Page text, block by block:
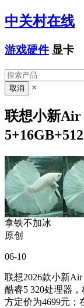
中关村在线
游戏硬件 显卡
×
联想小新Air
拿铁不加冰
原创
06-10
联想2026款小新
酷睿5 320处理器
方定价为4699元；